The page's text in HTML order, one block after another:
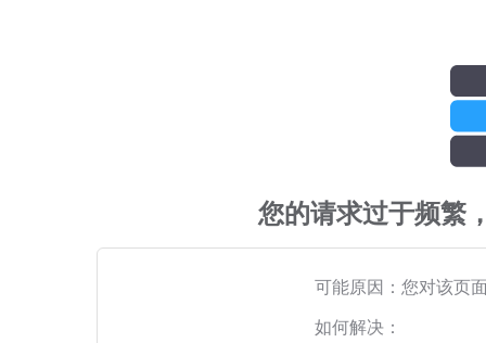
您的请求过于频繁
可能原因：您对该页
如何解决：